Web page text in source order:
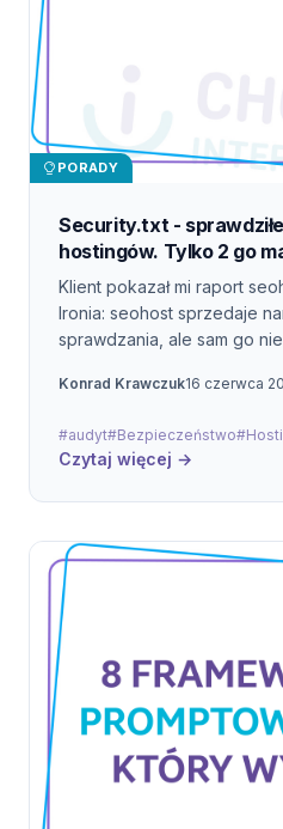
PORADY
Security.txt -
hostingów. Tylko 2 go
Klient pokazał mi raport
Ironia: seohost sprzedaje
sprawdzania, ale sam go
podstawowego standardu
Konrad Krawczuk16 czerwca
#audyt#Bezpieczeństwo
Czytaj więcej →